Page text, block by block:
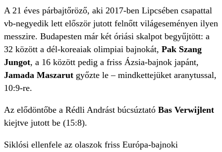
A 21 éves párbajtőröző, aki 2017-ben Lipcsében csapattal
vb-negyedik lett először jutott felnőtt világeseményen ilyen
messzire. Budapesten már két óriási skalpot begyűjtött: a
32 között a dél-koreaiak olimpiai bajnokát, Pak Szang
Jungot, a 16 között pedig a friss Ázsia-bajnok japánt,
Jamada Maszarut győzte le – mindkettejüket aranytussal,
10:9-re.
Az elődöntőbe a Rédli Andrást búcsúztató Bas Verwijlent
kiejtve jutott be (15:8).
Siklósi ellenfele az olaszok friss Európa-bajnoki